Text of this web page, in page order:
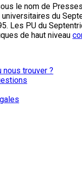
le nom de
du
Les PU du
de haut niveau
nous trouver ?